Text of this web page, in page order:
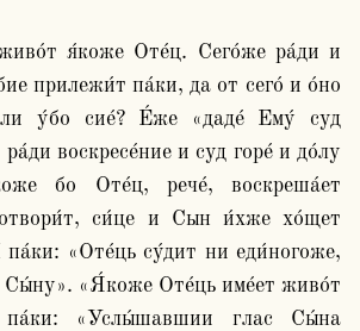
прилежи́т па́ки, да от сего́ и о́но
у́бо сие́? Е́же «даде́ Ему́ суд
воскресе́ние и суд горе́ и до́лу
бо Оте́ц, рече́, воскреша́ет
си́це и Сын и́хже хо́щет
«Оте́ць су́дит ни еди́ногоже,
Сы́ну». «Я́коже Оте́ць име́ет живо́т
«Услы́шавшии глас Сы́на